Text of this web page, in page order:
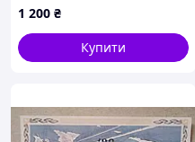
1 200 ₴
Купити